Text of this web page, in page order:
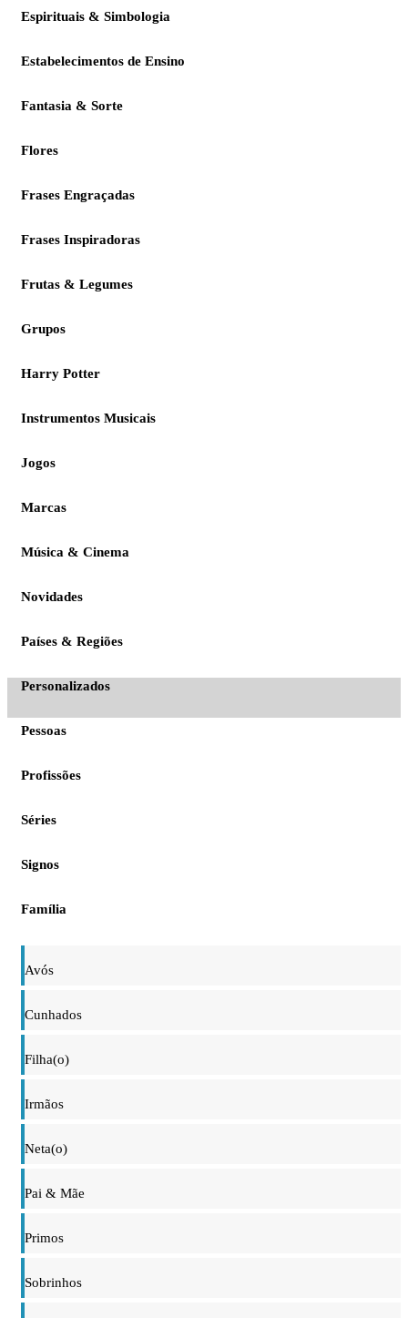
Espirituais & Simbologia
Estabelecimentos de Ensino
Fantasia & Sorte
Flores
Frases Engraçadas
Frases Inspiradoras
Frutas & Legumes
Grupos
Harry Potter
Instrumentos Musicais
Jogos
Marcas
Música & Cinema
Novidades
Países & Regiões
Personalizados
Pessoas
Profissões
Séries
Signos
Família
Avós
Cunhados
Filha(o)
Irmãos
Neta(o)
Pai & Mãe
Primos
Sobrinhos